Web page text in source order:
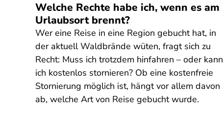
Welche Rechte habe ich, wenn es am
Urlaubsort brennt?
Wer eine Reise in eine Region gebucht hat, in
der aktuell Waldbrände wüten, fragt sich zu
Recht: Muss ich trotzdem hinfahren – oder kann
ich kostenlos stornieren? Ob eine kostenfreie
Stornierung möglich ist, hängt vor allem davon
ab, welche Art von Reise gebucht wurde.